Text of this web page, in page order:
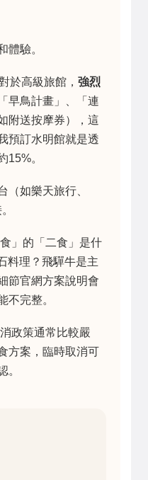
體驗。
於高級旅館， 強烈
早鳥計畫」、「連
附送按摩券），這
預訂水明館就是透
15%。
（如樂天旅行、
」的「二食」是什
料理？飛驒牛是主
節官網方案說明會
不完整。
政策通常比較嚴
方案，臨時取消可
。